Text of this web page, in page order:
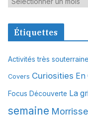
c
v
e
Étiquettes
Activités très
Covers Curiosities En
Focus Découverte La
semaine